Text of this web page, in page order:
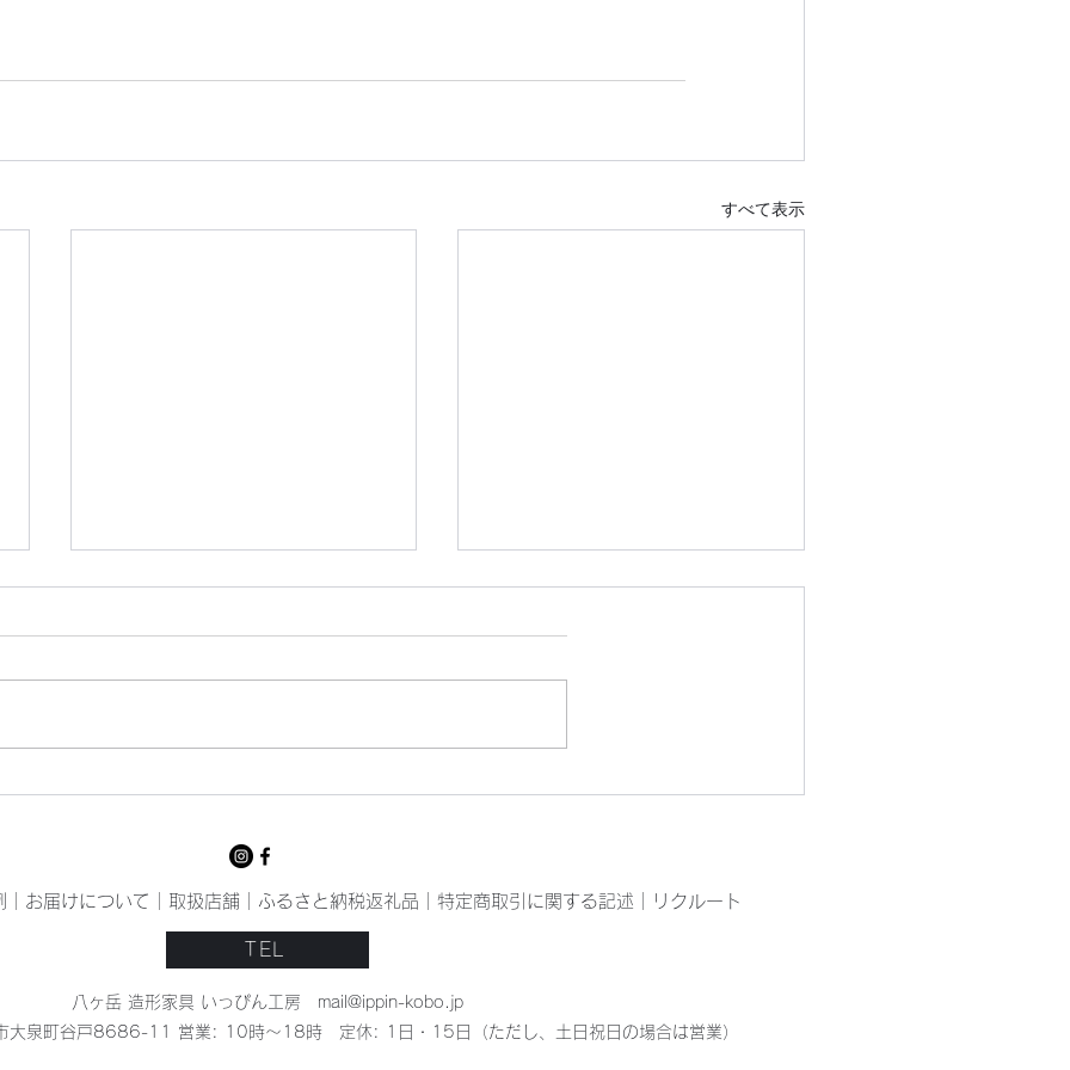
すべて表示
お届けについて 取扱店舗 ふるさと納税返礼品 特定商取引に関する記述 リクルート
TEL
八ヶ岳 造形家具 いっぴん工房
mail@ippin-kobo.jp
泉町谷戸8686-11 営業: 10時〜18時 定休: 1日・15日（ただし、土日祝日の場合は営業）